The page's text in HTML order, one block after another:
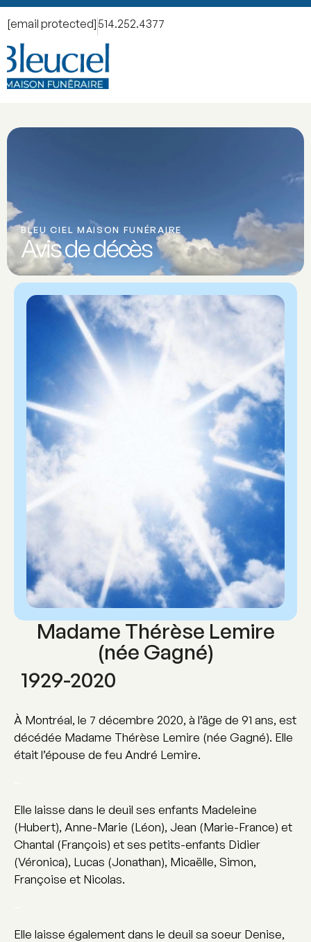
[email protected] 514.252.4377
BLEU CIEL MAISON FUNÉRAIRE
Avis de décès
À Montréal, le 7 décembre 2020, à l’âge de 91 ans, est
décédée Madame Thérèse Lemire (née Gagné). Elle
était l’épouse de feu André Lemire.
Elle laisse dans le deuil ses enfants Madeleine
(Hubert), Anne-Marie (Léon), Jean (Marie-France) et
Chantal (François) et ses petits-enfants Didier
(Véronica), Lucas (Jonathan), Micaëlle, Simon,
Françoise et Nicolas.
Elle laisse également dans le deuil sa soeur Denise,
Madame Thérèse Lemire
(née Gagné)
1929-2020